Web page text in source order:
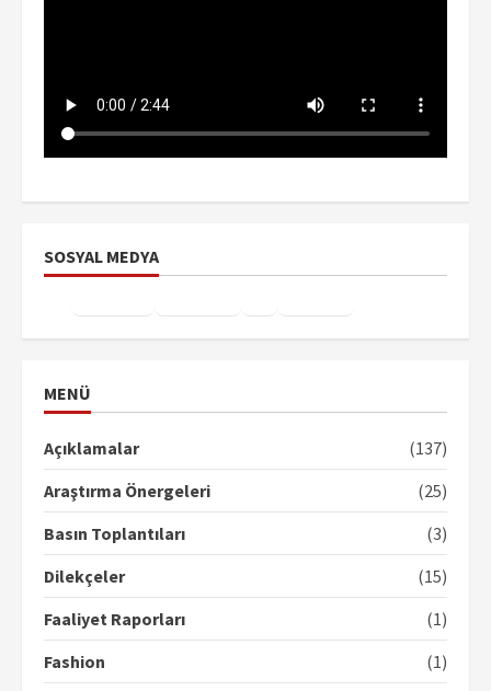
SOSYAL MEDYA
MENÜ
Açıklamalar
(137)
Araştırma Önergeleri
(25)
Basın Toplantıları
(3)
Dilekçeler
(15)
Faaliyet Raporları
(1)
Fashion
(1)